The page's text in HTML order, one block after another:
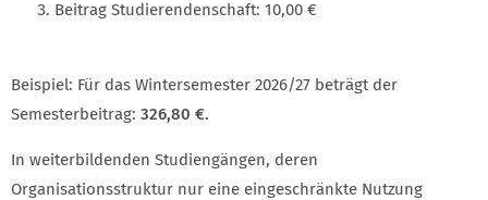
Beitrag Studierendenschaft: 10,00 €
Beispiel: Für das Wintersemester 2026/27 beträgt der
Semesterbeitrag: 326,80 €.
In weiterbildenden Studiengängen, deren
Organisationsstruktur nur eine eingeschränkte Nutzung